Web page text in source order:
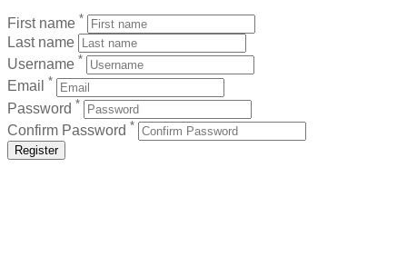
First name *
Last name
Username *
Email *
Password *
Confirm Password *
Register